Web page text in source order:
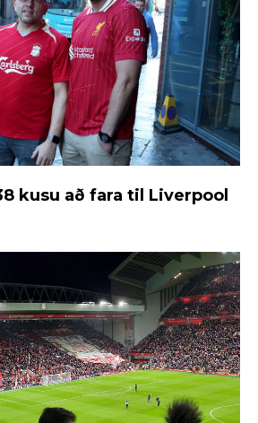
kusu að fara til Liverpool